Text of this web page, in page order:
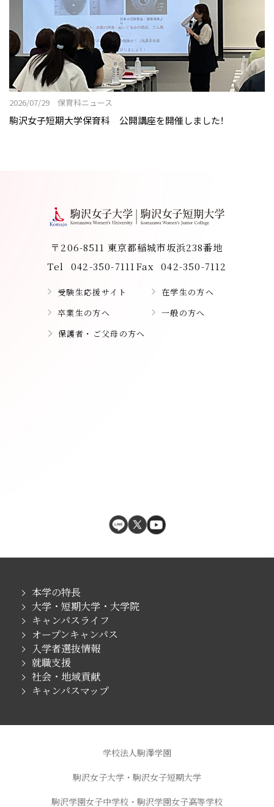
2026/07/29 保育科ニュース
駒沢女子短期大学保育科 公開講座を開催しました！
〒206-8511 東京都稲城市坂浜238番地
Tel
042-350-7111 Fax 042-350-7112
受験生応援サイト
在学生の方へ
卒業生の方へ
一般の方へ
保護者・ご父母の方へ
本学の特長
大学・短期大学・大学院
キャンパスライフ
オープンキャンパス
入学者選抜情報
就職支援
社会・地域貢献
キャンパスマップ
学校法人駒澤学園
駒沢女子大学・駒沢女子短期大学
駒沢学園女子中学校・駒沢学園女子高等学校